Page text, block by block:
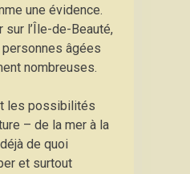
une évidence.
sur l’Île-de-Beauté,
âgées
nombreuses.
les possibilités
– de la mer à la
de quoi
et surtout